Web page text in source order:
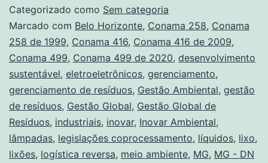
Categorizado como Sem categoria
Marcado com Belo Horizonte, Conama 258, Conama
258 de 1999, Conama 416, Conama 416 de 2009,
Conama 499, Conama 499 de 2020, desenvolvimento
sustentável, eletroeletrônicos, gerenciamento,
gerenciamento de resíduos, Gestão Ambiental, gestão
de resíduos, Gestão Global, Gestão Global de
Resíduos, industriais, inovar, Inovar Ambiental,
lâmpadas, legislações coprocessamento, líquidos, lixo,
lixões, logística reversa, meio ambiente, MG, MG - DN